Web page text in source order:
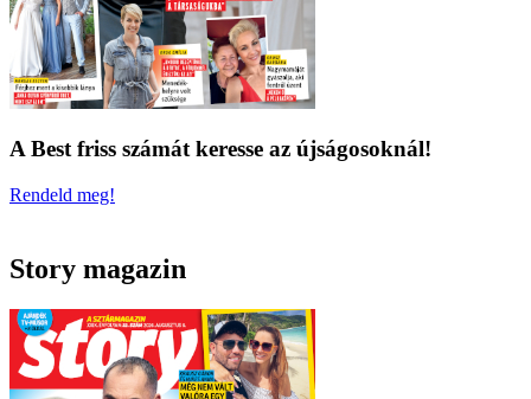
A Best friss számát keresse az újságosoknál!
Rendeld meg!
Story magazin